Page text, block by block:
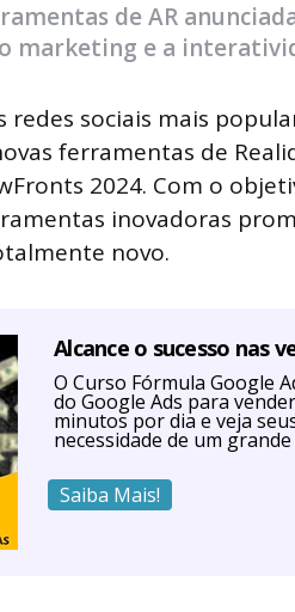
de AR
marketing e a
redes sociais mais
ferramentas de
2024. Com o
inovadoras
novo.
Alcance o sucesso nas
O Curso Fórmula Google
do Google Ads para
minutos por dia e veja
necessidade de um
Saiba Mais!